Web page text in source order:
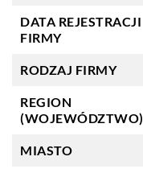
DATA REJESTRACJI
FIRMY
RODZAJ FIRMY
REGION
(WOJEWÓDZTWO)
MIASTO